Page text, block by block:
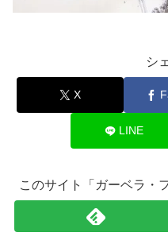
シ
X
LINE
このサイト「ガーベラ・